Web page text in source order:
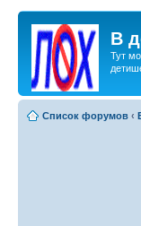
В
Тут
Список форумов ‹